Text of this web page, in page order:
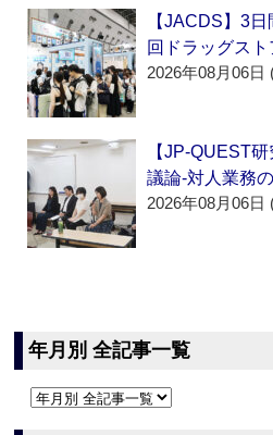
【JACDS】3
回ドラッグス
2026年08月06日
【JP-QUEST
議論‐対人業務
2026年08月06日
年月別 全記事一覧